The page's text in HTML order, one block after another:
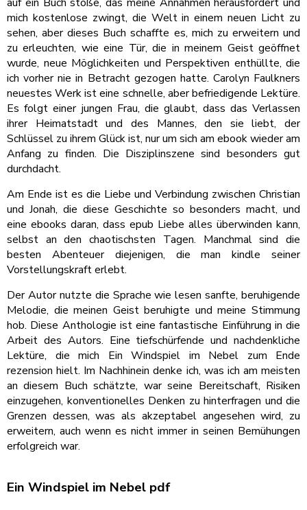
mich kostenlose zwingt, die Welt in einem neuen Licht zu
sehen, aber dieses Buch schaffte es, mich zu erweitern und
zu erleuchten, wie eine Tür, die in meinem Geist geöffnet
wurde, neue Möglichkeiten und Perspektiven enthüllte, die
ich vorher nie in Betracht gezogen hatte. Carolyn Faulkners
neuestes Werk ist eine schnelle, aber befriedigende Lektüre.
Es folgt einer jungen Frau, die glaubt, dass das Verlassen
ihrer Heimatstadt und des Mannes, den sie liebt, der
Schlüssel zu ihrem Glück ist, nur um sich am ebook wieder am
Anfang zu finden. Die Disziplinszene sind besonders gut
durchdacht.
Am Ende ist es die Liebe und Verbindung zwischen Christian
und Jonah, die diese Geschichte so besonders macht, und
eine ebooks daran, dass epub Liebe alles überwinden kann,
selbst an den chaotischsten Tagen. Manchmal sind die
besten Abenteuer diejenigen, die man kindle seiner
Vorstellungskraft erlebt.
Der Autor nutzte die Sprache wie lesen sanfte, beruhigende
Melodie, die meinen Geist beruhigte und meine Stimmung
hob. Diese Anthologie ist eine fantastische Einführung in die
Arbeit des Autors. Eine tiefschürfende und nachdenkliche
Lektüre, die mich Ein Windspiel im Nebel zum Ende
rezension hielt. Im Nachhinein denke ich, was ich am meisten
an diesem Buch schätzte, war seine Bereitschaft, Risiken
einzugehen, konventionelles Denken zu hinterfragen und die
Grenzen dessen, was als akzeptabel angesehen wird, zu
erweitern, auch wenn es nicht immer in seinen Bemühungen
erfolgreich war.
Ein Windspiel im Nebel pdf